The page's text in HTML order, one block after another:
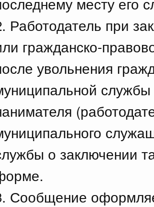
Работодатель при
гражданско-
увольнения
о заключении
Сообщение
Правительства
№ 904
Правительства
№ 909
в постановление
17 февраля 2024 г. № 179